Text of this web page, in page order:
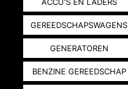
GEREEDSCHAPSWAGENS
GENERATOREN
BENZINE GEREEDSCHAP